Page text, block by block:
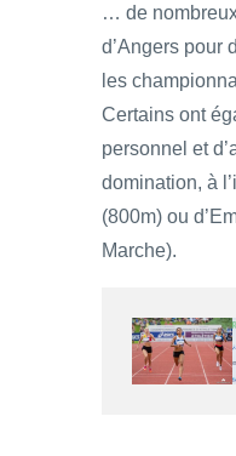
… de
d’Angers pour
les
Certains ont
personnel et
domination, à
(800m) ou
Marche).